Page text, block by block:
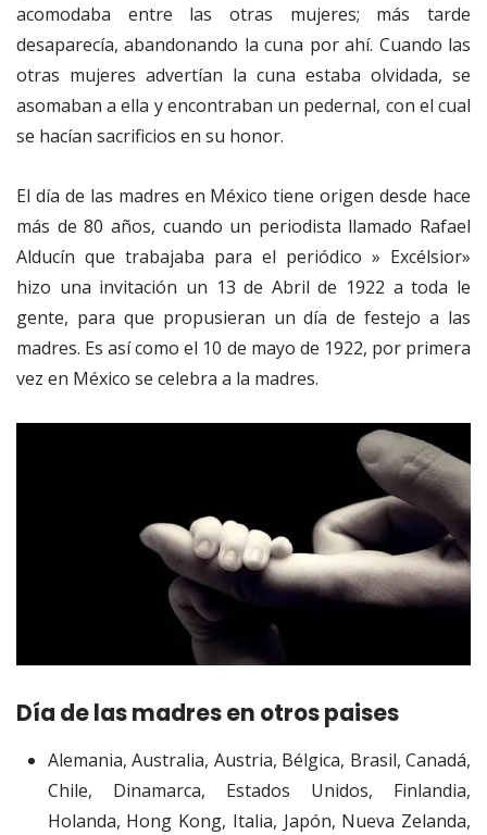
acomodaba entre las otras mujeres; más tarde
desaparecía, abandonando la cuna por ahí. Cuando las
otras mujeres advertían la cuna estaba olvidada, se
asomaban a ella y encontraban un pedernal, con el cual
se hacían sacrificios en su honor.
El día de las madres en México tiene origen desde hace
más de 80 años, cuando un periodista llamado Rafael
Alducín que trabajaba para el periódico » Excélsior»
hizo una invitación un 13 de Abril de 1922 a toda le
gente, para que propusieran un día de festejo a las
madres. Es así como el 10 de mayo de 1922, por primera
vez en México se celebra a la madres.
Día de las madres en otros paises
Alemania, Australia, Austria, Bélgica, Brasil, Canadá,
Chile, Dinamarca, Estados Unidos, Finlandia,
Holanda, Hong Kong, Italia, Japón, Nueva Zelanda,